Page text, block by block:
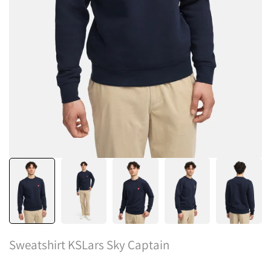
Sweatshirt KSLars Sky Captain